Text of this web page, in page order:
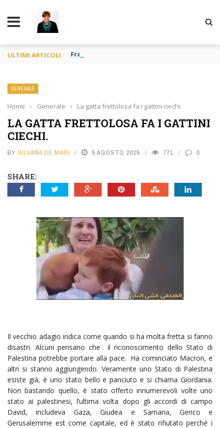
ULTIMI ARTICOLI Francia o Spagna purché si mangi
GENERALE
Home › Generale › La gatta frettolosa fa i gattini ciechi.
LA GATTA FRETTOLOSA FA I GATTINI
CIECHI.
BY SILVANA DE MARI 5 AGOSTO 2025 771 0
SHARE:
Il vecchio adagio indica come quando si ha molta fretta si fanno
disastri. Alcuni pensano che il riconoscimento dello Stato di
Palestina potrebbe portare alla pace. Ha cominciato Macron, e
altri si stanno aggiungendo. Veramente uno Stato di Palestina
esiste già, è uno stato bello e panciuto e si chiama Giordania.
Non bastando quello, è stato offerto innumerevoli volte uno
stato ai palestinesi, l’ultima volta dopo gli accordi di campo
David, includeva Gaza, Giudea e Samaria, Gerico e
Gerusalemme est come capitale, ed è stato rifiutato perché i